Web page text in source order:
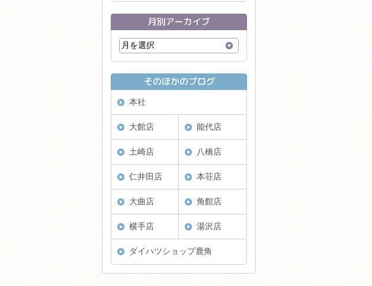
本社
大館店 能代店
土崎店 八橋店
仁井田店 本荘店
大曲店 角館店
横手店 湯沢店
ダイハツショップ鹿角